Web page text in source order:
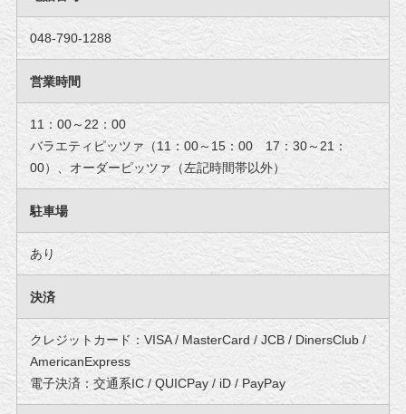
048-790-1288
営業時間
11：00～22：00
バラエティピッツァ（11：00～15：00 17：30～21：
00）、オーダーピッツァ（左記時間帯以外）
駐車場
あり
決済
クレジットカード：VISA / MasterCard / JCB / DinersClub /
AmericanExpress
電子決済：交通系IC / QUICPay / iD / PayPay